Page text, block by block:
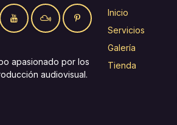
apasionado por los
audiovisual.
Inicio
Servicios
Galería
Tienda